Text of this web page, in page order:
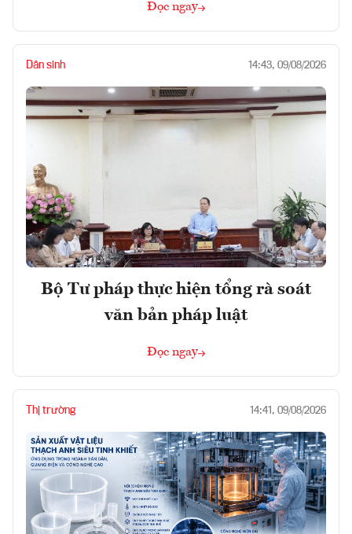
Đọc ngay
Dân sinh 14:43, 09/08/2026
Bộ Tư pháp thực hiện tổng rà soát
văn bản pháp luật
Đọc ngay
Thị trường 14:41, 09/08/2026